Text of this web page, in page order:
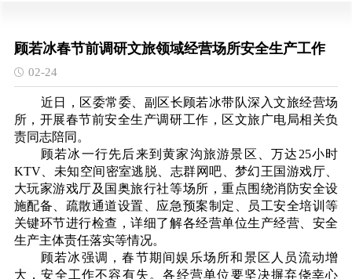
顾若冰春节前调研文旅领域经营场所安全生产工作
02-24
近日，区委常委、副区长顾若冰带队深入文旅经营场
所，开展春节前安全生产调研工作，区文旅广电局相关负
责同志陪同。
顾若冰一行先后来到黄家沟旅游景区、万达25小时
KTV、未知空间密室逃脱、志群网吧、梦幻王国游戏厅、
大玩家游戏厅及国奥旅行社等场所，重点围绕消防安全设
施配备、疏散通道设置、应急预案制定、员工安全培训等
关键环节进行检查，详细了解各经营单位生产经营、安全
生产主体责任落实等情况。
顾若冰强调，春节期间娱乐场所和景区人员流动增
大，安全工作不容有失。各经营单位要坚决摒弃侥幸心